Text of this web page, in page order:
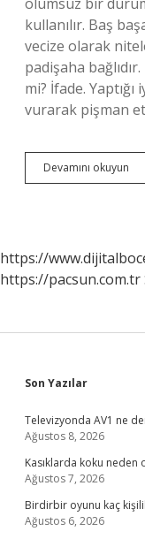
kullanılır. Baş
vecize olarak
padişaha
mi? İfade.
vurarak pişman
Devamını okuyun
https://
https://pacsun.com.tr
Sidebar
Son Yazılar
Televizyonda AV1 ne
Ağustos 8, 2026
Kasıklarda koku neden
Ağustos 7, 2026
Birdirbir oyunu kaç
Ağustos 6, 2026